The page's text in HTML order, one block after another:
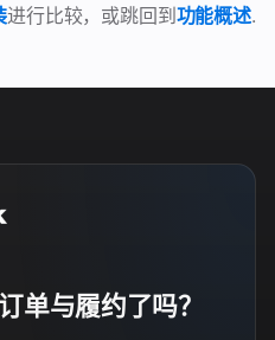
进行比较，或跳回到 功能概述.
单与履约了吗？